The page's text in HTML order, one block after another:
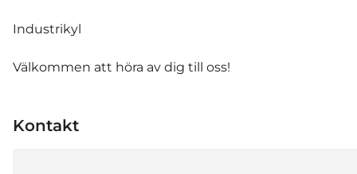
Industrikyl
Välkommen att höra av dig till oss!
Kontakt